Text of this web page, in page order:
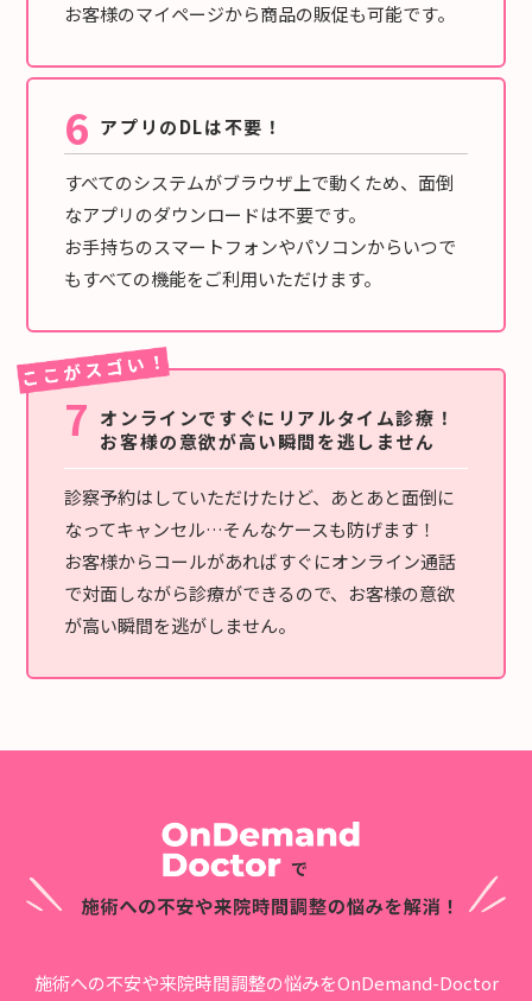
お客様のマイページから商品の販促も可能です。
6 アプリのDLは不要！
すべてのシステムがブラウザ上で動くため、面倒
なアプリのダウンロードは不要です。
お手持ちのスマートフォンやパソコンからいつで
もすべての機能をご利用いただけます。
7 オンラインですぐにリアルタイム診療！
お客様の意欲が高い瞬間を逃しません
診察予約はしていただけたけど、あとあと面倒に
なってキャンセル…そんなケースも防げます！
お客様からコールがあればすぐにオンライン通話
で対面しながら診療ができるので、お客様の意欲
が高い瞬間を逃がしません。
施術への不安や来院時間調整の悩みをOnDemand-Doctor